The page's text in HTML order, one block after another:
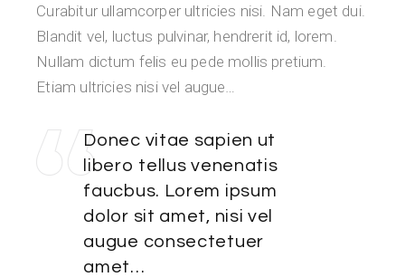
Curabitur ullamcorper ultricies nisi. Nam eget dui.
Blandit vel, luctus pulvinar, hendrerit id, lorem.
Nullam dictum felis eu pede mollis pretium.
Etiam ultricies nisi vel augue…
Donec vitae sapien ut
libero tellus venenatis
faucbus. Lorem ipsum
dolor sit amet, nisi vel
augue consectetuer
amet…